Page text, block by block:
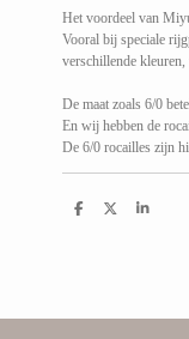
Het voordeel van
Vooral bij speciale
verschillende
De maat zoals 6/0
En wij hebben de
De 6/0 rocailles zijn
D
D
S